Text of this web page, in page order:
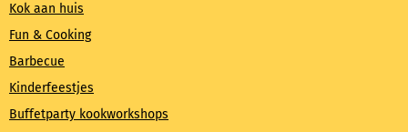
Kok aan huis
Fun & Cooking
Barbecue
Kinderfeestjes
Buffetparty kookworkshops